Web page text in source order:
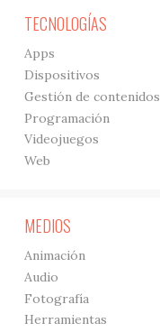
TECNOLOGÍAS
Apps
Dispositivos
Gestión de contenidos
Programación
Videojuegos
Web
MEDIOS
Animación
Audio
Fotografía
Herramientas